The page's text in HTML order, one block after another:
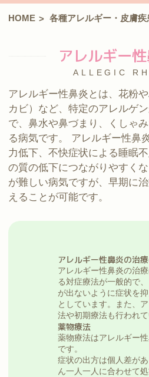
HOME > 各種アレルギー・皮膚疾
アレルギー
ALLEGIC
アレルギー性鼻炎とは、花粉
カビ）など、特定のアレルゲ
で、鼻水や鼻づまり、くしゃ
る病気です。 アレルギー性鼻
力低下、不快症状による睡眠
の質の低下につながりやすく
が難しい病気ですが、早期に
えることが可能です。
アレルギー性鼻炎の治
アレルギー性鼻炎の治
る対症療法が一般的で
が出ないように症状を
としています。また、
法や初期療法も行われて
薬物療法
薬物療法はアレルギー
です。
症状の出方は個人差が
ん一人一人に合わせて処